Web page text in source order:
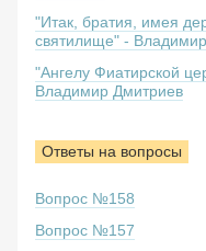
"Итак, братия, имея
святилище" -
"Ангелу Фиатирской
Владимир Дмитриев
Ответы на вопросы
Вопрос №158
Вопрос №157